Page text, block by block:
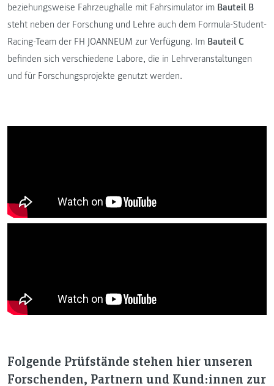
beziehungsweise Fahrzeughalle mit Fahrsimulator im Bauteil B
steht neben der Forschung und Lehre auch dem Formula-Student-
Racing-Team der FH JOANNEUM zur Verfügung. Im Bauteil C
befinden sich verschiedene Labore, die in Lehrveranstaltungen
und für Forschungsprojekte genutzt werden.
Folgende Prüfstände stehen hier unseren
Forschenden, Partnern und Kund:innen zur